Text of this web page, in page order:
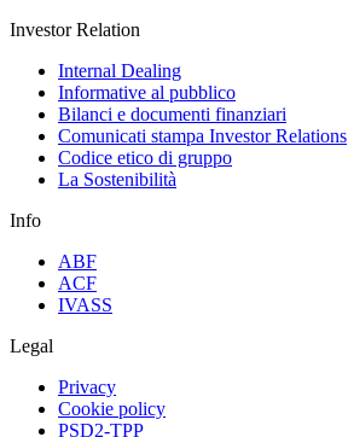
Investor Relation
Internal Dealing
Informative al pubblico
Bilanci e documenti finanziari
Comunicati stampa Investor Relations
Codice etico di gruppo
La Sostenibilità
Info
ABF
ACF
IVASS
Legal
Privacy
Cookie policy
PSD2-TPP